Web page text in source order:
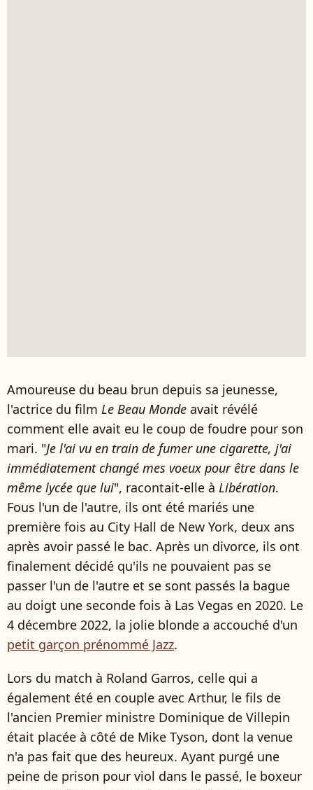
Amoureuse du beau brun depuis sa jeunesse,
l'actrice du film Le Beau Monde avait révélé
comment elle avait eu le coup de foudre pour son
mari. "Je l'ai vu en train de fumer une cigarette, j'ai
immédiatement changé mes voeux pour être dans le
même lycée que lui", racontait-elle à Libération.
Fous l'un de l'autre, ils ont été mariés une
première fois au City Hall de New York, deux ans
après avoir passé le bac. Après un divorce, ils ont
finalement décidé qu'ils ne pouvaient pas se
passer l'un de l'autre et se sont passés la bague
au doigt une seconde fois à Las Vegas en 2020. Le
4 décembre 2022, la jolie blonde a accouché d'un
petit garçon prénommé Jazz.
Lors du match à Roland Garros, celle qui a
également été en couple avec Arthur, le fils de
l'ancien Premier ministre Dominique de Villepin
était placée à côté de Mike Tyson, dont la venue
n'a pas fait que des heureux. Ayant purgé une
peine de prison pour viol dans le passé, le boxeur